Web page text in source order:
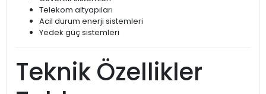
Telekom altyapıları
Acil durum enerji sistemleri
Yedek güç sistemleri
Teknik Özellikler